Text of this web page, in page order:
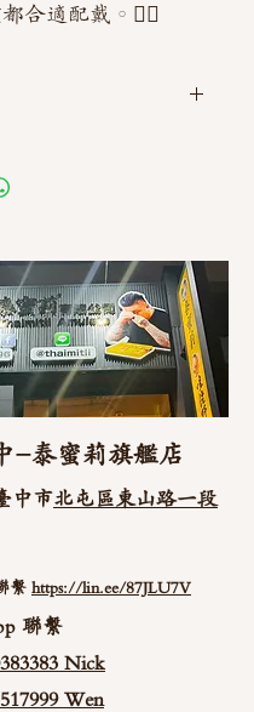
合適配戴。👍🏻
-泰蜜莉旗艦店
中市北屯區東山路一段
繫 https://lin.ee/87JLU7V
聯繫
Nick
Wen